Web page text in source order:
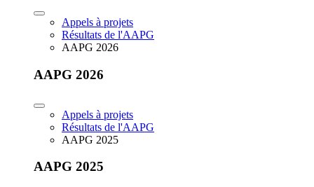
Appels à projets
Résultats de l'AAPG
AAPG 2026
AAPG 2026
Appels à projets
Résultats de l'AAPG
AAPG 2025
AAPG 2025